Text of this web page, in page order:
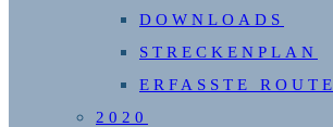
DOWNLOADS
STRECKENPLAN
ERFASSTE ROUTE
2020